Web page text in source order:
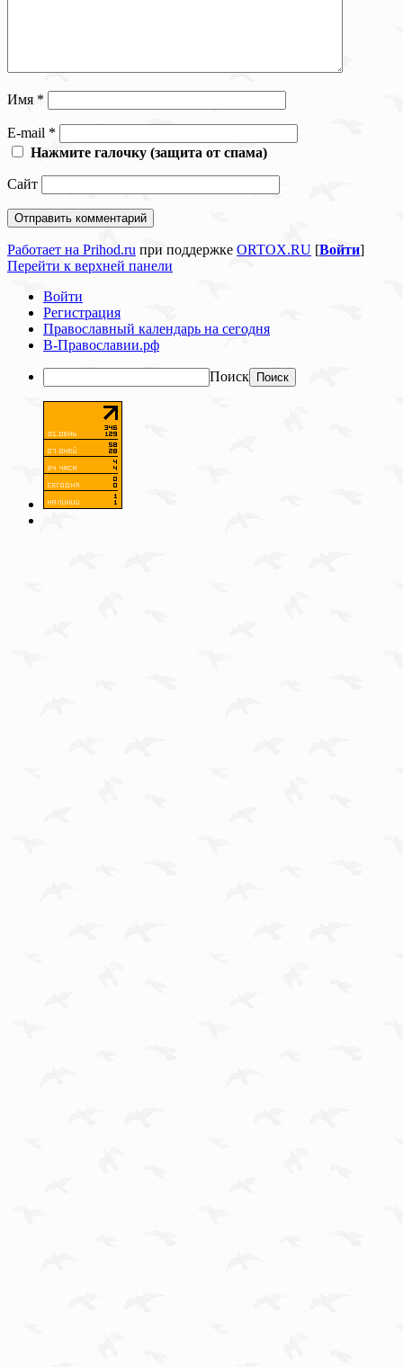
Имя *
E-mail *
Нажмите галочку (защита от спама)
Сайт
Работает на Prihod.ru при поддержке ORTOX.RU [Войти]
Перейти к верхней панели
Войти
Регистрация
Православный календарь на сегодня
В-Православии.рф
Поиск